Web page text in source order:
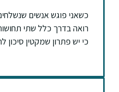
רואה בדרך כלל שתי
כי יש פתרון שמקטין סיכון